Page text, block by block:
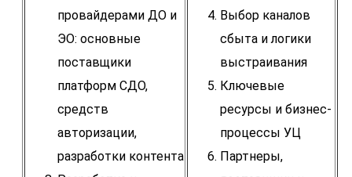
провайдерами ДО и
ЭО: основные
поставщики
платформ СДО,
средств
авторизации,
разработки контента
Выбор каналов
сбыта и логики
выстраивания
Ключевые
ресурсы и бизнес-
процессы УЦ
Партнеры,